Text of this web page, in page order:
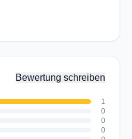
Bewertung schreiben
1
0
0
0